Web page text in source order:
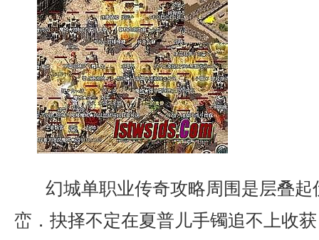
幻城单职业传奇攻略周围是层叠
峦．抉择不定在夏普儿手镯追不上收